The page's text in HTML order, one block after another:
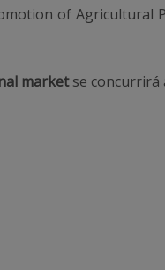
of
marketse concurrirá